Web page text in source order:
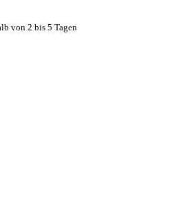
von 2 bis 5 Tagen